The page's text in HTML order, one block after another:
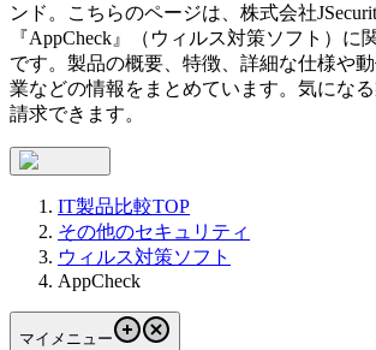
ンド。こちらのページは、 株式会社
『AppCheck 』（ ウィルス対策ソフト ）に
です。製品の概要、特徴、詳細な仕様や
業などの情報をまとめています。気にな
請求できます。
IT製品比較TOP
その他のセキュリティ
ウィルス対策ソフト
AppCheck
マイメニュー